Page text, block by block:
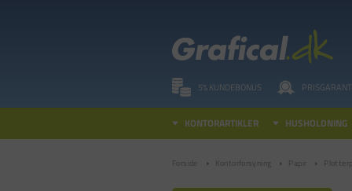
5% KUNDEBONUS
KONTORARTIKLER HUSHOLDNING
Forside Kontorforsyning Papir